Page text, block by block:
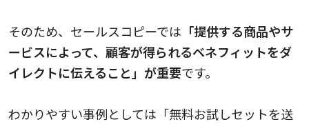
そのため、セールスコピーでは 「提供する商品やサ
ービスによって、顧客が得られるベネフィットをダ
イレクトに伝えること」が重要です。
わかりやすい事例としては「無料お試しセットを送